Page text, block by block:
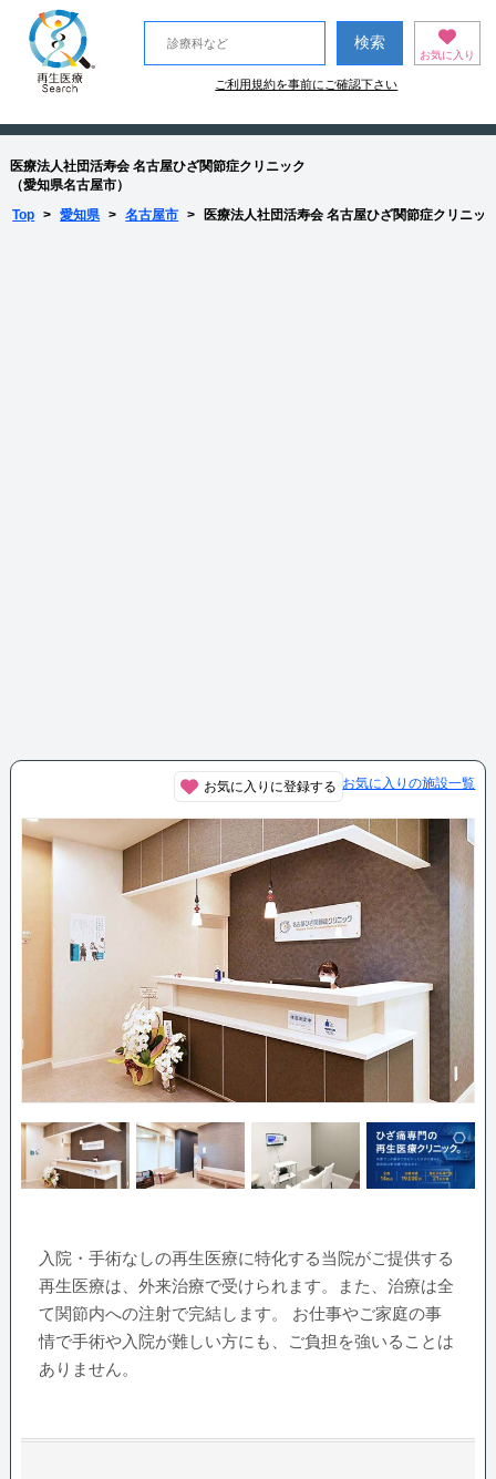
お気に入り
ご利用規約を事前にご確認下さい
医療法人社団活寿会 名古屋ひざ関節症クリニック
（愛知県名古屋市）
Top > 愛知県 > 名古屋市 > 医療法人社団活寿会 名古屋ひざ関節症クリニッ
お気に入りに登録する お気に入りの施設一覧
入院・手術なしの再生医療に特化する当院がご提供する
再生医療は、外来治療で受けられます。また、治療は全
て関節内への注射で完結します。 お仕事やご家庭の事
情で手術や入院が難しい方にも、ご負担を強いることは
ありません。